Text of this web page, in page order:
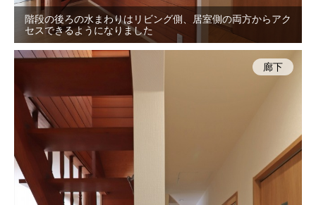
階段の後ろの水まわりはリビング側、居室側の両方からアク
セスできるようになりました
廊下